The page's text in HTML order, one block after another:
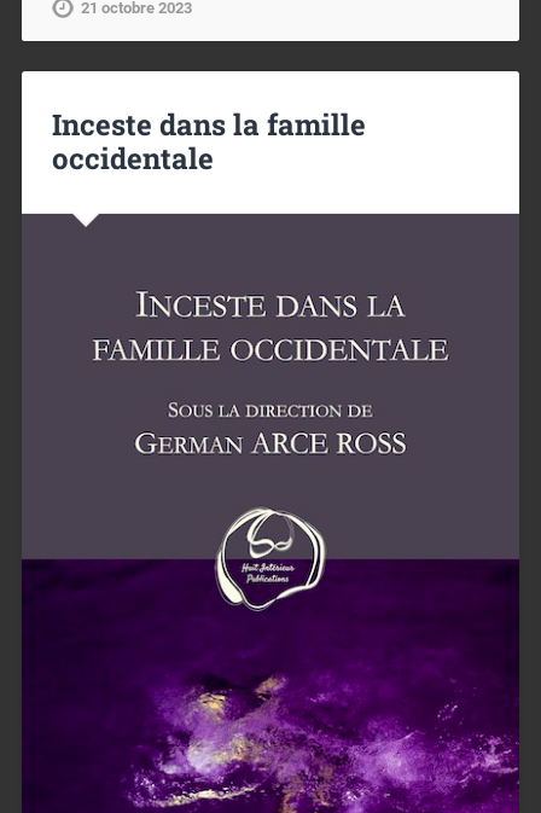
21 octobre 2023
Inceste dans la famille
occidentale